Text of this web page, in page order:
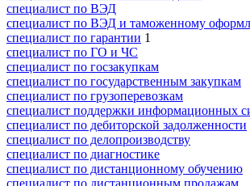
специалист по ВЭД
специалист по ВЭД и таможенному
специалист по гарантии 1
специалист по ГО и ЧС
специалист по госзакупкам
специалист по государственным закупкам
специалист по грузоперевозкам
специалист поддержки информационных
специалист по дебиторской задолженности
специалист по делопроизводству
специалист по диагностике
специалист по дистанционному обучению
специалист по дистанционным продажам